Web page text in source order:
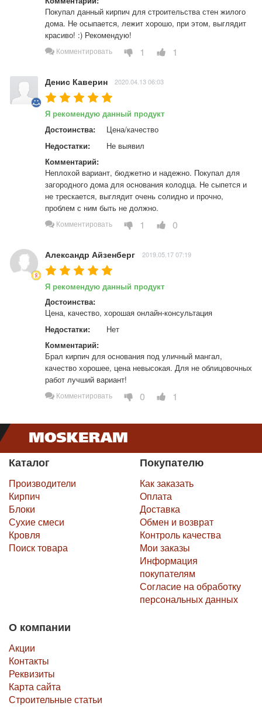
Покупал данный кирпич для строительства стен жилого
дома. Не осыпается, лежит хорошо, при этом, выглядит
красиво! :) Рекомендую!
Комментировать 1 1
Денис Каверин 2020.04.13 06:03
Я рекомендую данный продукт
Достоинства:
Цена/качество
Недостатки:
Не выявил
Комментарий:
Неплохой вариант, бюджетно и надежно. Покупал для
загородного дома для основания колодца. Не сыпется и
не трескается, выглядит очень солидно и прочно,
проблем с ним быть не должно.
Комментировать 1 0
Александр Айзенберг 2019.05.17 07:19
Я рекомендую данный продукт
Достоинства:
Цена, качество, хорошая онлайн-консультация
Недостатки:
Нет
Комментарий:
Брал кирпич для основания под уличный мангал,
качество хорошее, цена невысокая. Для не облицовочных
работ лучший вариант!
Комментировать 0 1
Каталог
Производители
Кирпич
Блоки
Сухие смеси
Кровля
Поиск товара
Покупателю
Как заказать
Оплата
Доставка
Обмен и возврат
Контроль качества
Мои заказы
Информация
покупателям
Согласие на обработку
персональных данных
О компании
Акции
Контакты
Реквизиты
Карта сайта
Строительные статьи